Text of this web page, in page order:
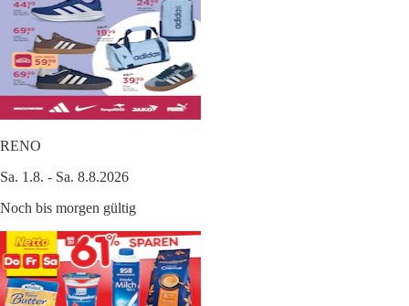
RENO
Sa. 1.8. - Sa. 8.8.2026
Noch bis morgen gültig